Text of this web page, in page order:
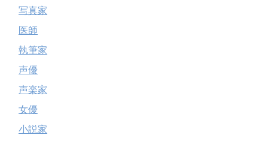
写真家
医師
執筆家
声優
声楽家
女優
小説家